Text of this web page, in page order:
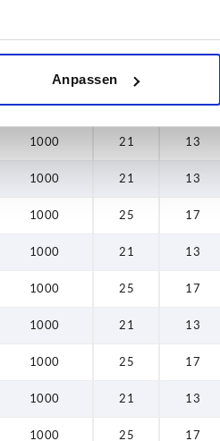
Anpassen
1000 25 17
1000 21 13
1000 21 13
1000 25 17
1000 21 13
1000 25 17
1000 21 13
1000 25 17
1000 21 13
1000 25 17